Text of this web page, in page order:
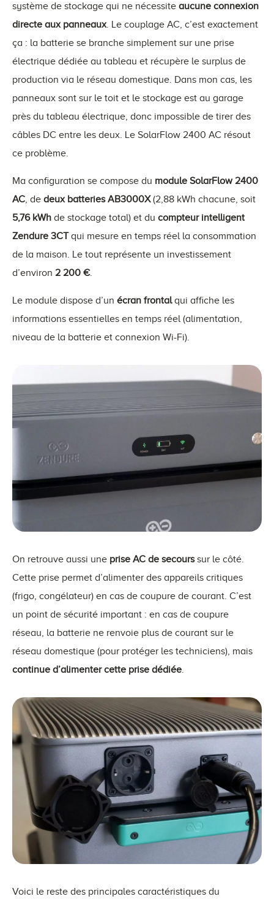
système de stockage qui ne nécessite aucune connexion
directe aux panneaux. Le couplage AC, c’est exactement
ça : la batterie se branche simplement sur une prise
électrique dédiée au tableau et récupère le surplus de
production via le réseau domestique. Dans mon cas, les
panneaux sont sur le toit et le stockage est au garage
près du tableau électrique, donc impossible de tirer des
câbles DC entre les deux. Le SolarFlow 2400 AC résout
ce problème.
Ma configuration se compose du module SolarFlow 2400
AC, de deux batteries AB3000X(2,88 kWh chacune, soit
5,76 kWh de stockage total) et du compteur intelligent
Zendure 3CTqui mesure en temps réel la consommation
de la maison. Le tout représente un investissement
d’environ 2 200 €.
Le module dispose d’un écran frontalqui affiche les
informations essentielles en temps réel (alimentation,
niveau de la batterie et connexion Wi-Fi).
On retrouve aussi une prise AC de secourssur le côté.
Cette prise permet d’alimenter des appareils critiques
(frigo, congélateur) en cas de coupure de courant. C’est
un point de sécurité important : en cas de coupure
réseau, la batterie ne renvoie plus de courant sur le
réseau domestique (pour protéger les techniciens), mais
continue d’alimenter cette prise dédiée.
Voici le reste des principales caractéristiques du